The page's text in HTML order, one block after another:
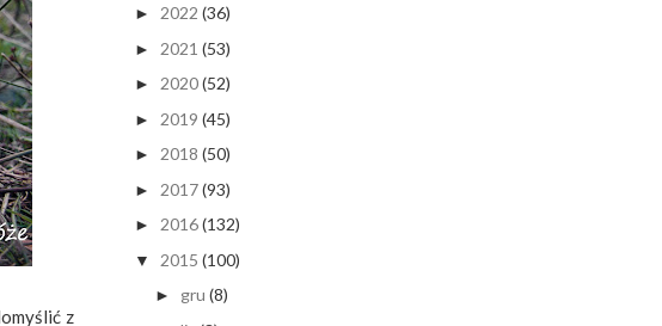
z
► 2022 (36)
► 2021 (53)
► 2020(52)
► 2019 (45)
► 2018 (50)
► 2017(93)
► 2016(132)
▼ 2015 (100)
► gru (8)